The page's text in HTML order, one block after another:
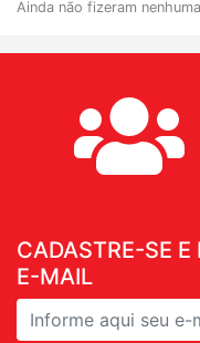
Ainda não fizeram
CADASTRE-SE E
E-MAIL